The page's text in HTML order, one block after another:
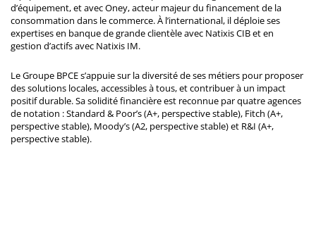
d’équipement, et avec Oney, acteur majeur du financement de la
consommation dans le commerce. À l’international, il déploie ses
expertises en banque de grande clientèle avec Natixis CIB et en
gestion d’actifs avec Natixis IM.
Le Groupe BPCE s’appuie sur la diversité de ses métiers pour proposer
des solutions locales, accessibles à tous, et contribuer à un impact
positif durable. Sa solidité financière est reconnue par quatre agences
de notation : Standard & Poor’s (A+, perspective stable), Fitch (A+,
perspective stable), Moody’s (A2, perspective stable) et R&I (A+,
perspective stable).